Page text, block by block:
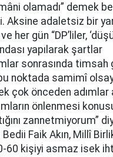
olamadı” demek
Aksine adaletsiz bir
her gün “DP’liler,
yapılarak şartlar
sonrasında timsah
noktada samimî
çok önceden adımlar
önlenmesi
zannetmiyorum”
Faik Akın, Millî
60 kişiyi asmaz isek